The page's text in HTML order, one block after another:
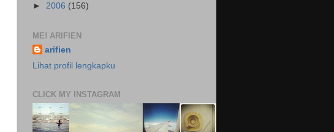
► 2006 (156)
ME! ARIFIEN
arifien
Lihat profil lengkapku
CLICK MY INSTAGRAM